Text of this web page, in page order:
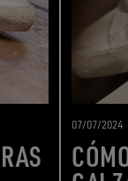
07/07/2024